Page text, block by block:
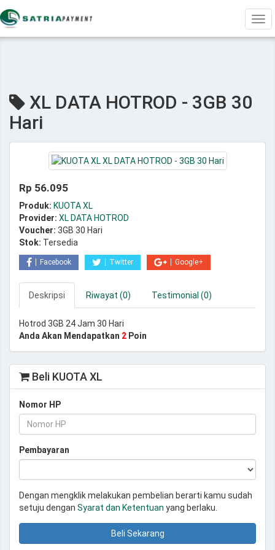
XL DATA HOTROD - 3GB 30
Hari
Rp 56.095
Produk: KUOTA XL
Provider: XL DATA HOTROD
Voucher: 3GB 30 Hari
Stok: Tersedia
Facebook Twitter Google+
Deskripsi Riwayat (0) Testimonial (0)
Hotrod 3GB 24 Jam 30 Hari
Anda Akan Mendapatkan 2 Poin
Beli KUOTA XL
Nomor HP
Pembayaran
Dengan mengklik melakukan pembelian berarti kamu sudah
setuju dengan Syarat dan Ketentuan yang berlaku.
Beli Sekarang